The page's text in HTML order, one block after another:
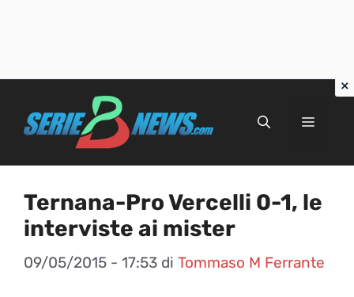
Menu
Ternana-Pro Vercelli 0-1, le
interviste ai mister
09/05/2015 - 17:53 di Tommaso M Ferrante